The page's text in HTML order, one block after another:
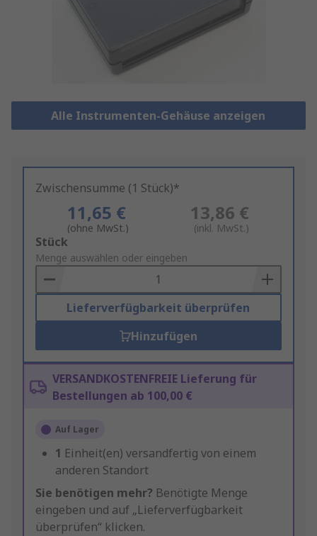
Alle Instrumenten-Gehäuse anzeigen
Zwischensumme (1 Stück)*
11,65 €
(ohne MwSt.)
13,86 €
(inkl. MwSt.)
Add
to
Basket
Stück
Menge auswählen oder eingeben
Lieferverfügbarkeit überprüfen
Hinzufügen
VERSANDKOSTENFREIE Lieferung für
Bestellungen ab 100,00 €
Auf Lager
1 Einheit(en) versandfertig von einem
anderen Standort
Sie benötigen mehr? Benötigte Menge
eingeben und auf „Lieferverfügbarkeit
überprüfen“ klicken.